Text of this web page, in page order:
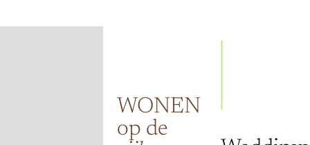
WONEN
op de